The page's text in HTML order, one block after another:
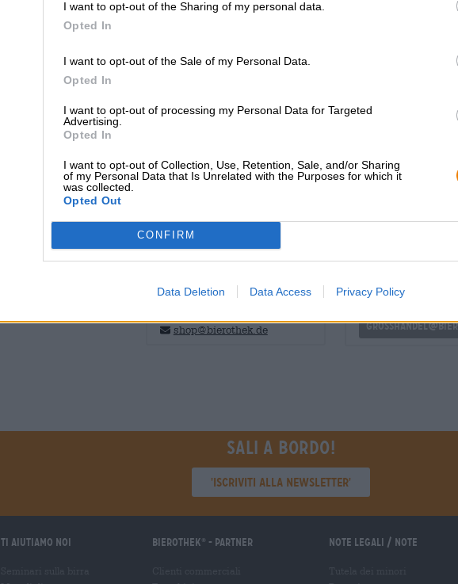
I want to opt-out of the Sharing of my personal data.
Opted In
I want to opt-out of the Sale of my Personal Data.
Opted In
I want to opt-out of processing my Personal Data for Targeted
Advertising.
Opted In
I want to opt-out of Collection, Use, Retention, Sale, and/or Sharing
of my Personal Data that Is Unrelated with the Purposes for which it
was collected.
Opted Out
CONFIRM
Data Deletion Data Access Privacy Policy
l’occasione adeguatamente. Non pensiamo nemmeno
promozioni, ma piuttosto alle piccole gioie della vita
Tuo figlio ha fatto i compiti senza lamentarsi? Il capo
aspettavi da mesi sono finalmente in saldo? Hai
pozzanghera senza fondo? La suocera ha annullato la
La bevanda giusta per la vostra festa quotidiana
Merkendorf sostengono che nel frattempo ci sia più
apprezzati in botti dall’incredibile capacità di 5 litri.
CONSULENZA GRATUITA SULLA
Hai domande su questa birra?
shop@bierothek.de
commercianti o
günstiger einkaufen?
Sali a bordo!
'Iscriviti alla newsletter'
Ti aiutiamo noi Bierothek - Partner Note legali / Note